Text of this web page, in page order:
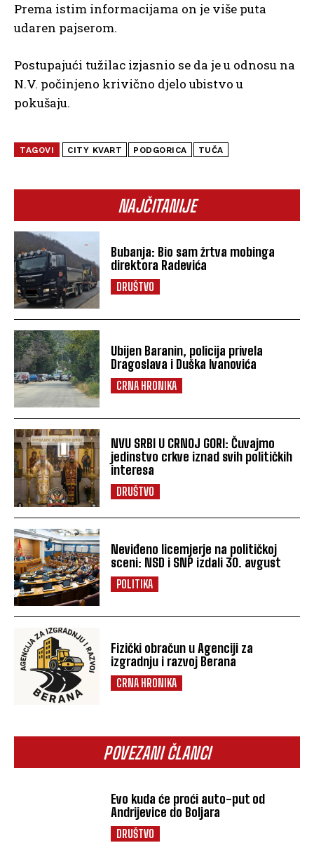
NAJČITANIJE
Bubanja: Bio sam žrtva mobinga
direktora Radevića
DRUŠTVO
Ubijen Baranin, policija privela
Dragoslava i Duška Ivanovića
CRNA HRONIKA
NVU SRBI U CRNOJ GORI: Čuvajmo
jedinstvo crkve iznad svih političkih
interesa
DRUŠTVO
Neviđeno licemjerje na političkoj
sceni: NSD i SNP izdali 30. avgust
POLITIKA
Fizički obračun u Agenciji za
izgradnju i razvoj Berana
CRNA HRONIKA
POVEZANI ČLANCI
Evo kuda će proći auto-put od
Andrijevice do Boljara
DRUŠTVO
Prema istim informacijama on je više puta
udaren pajserom.
Postupajući tužilac izjasnio se da je u odnosu na
N.V. počinjeno krivično djelo ubistvo u
pokušaju.
TAGOVI CITY KVART PODGORICA TUČA